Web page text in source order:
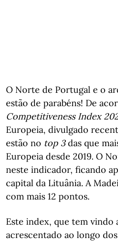
O Norte de Portugal e o
estão de parabéns! De
Competitiveness Index
Europeia, divulgado
estão no top 3das que
Europeia desde 2019. O
neste indicador, ficando
capital da Lituânia. A
com mais 12 pontos.
Este index, que tem vindo
acrescentado ao longo